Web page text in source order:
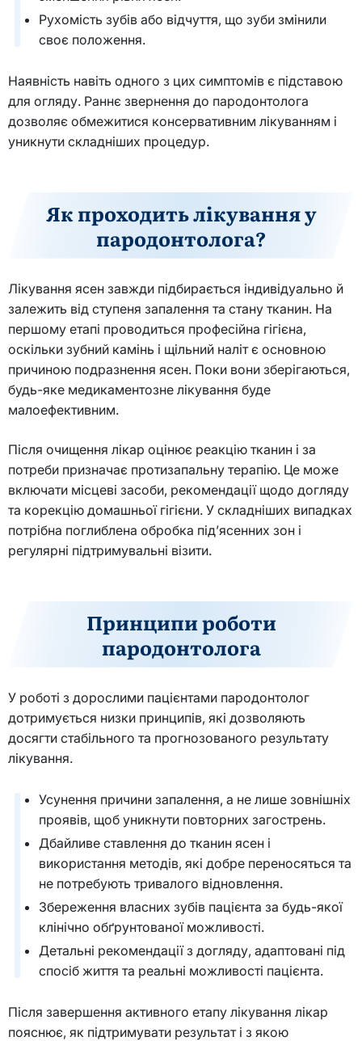
Рухомість зубів або відчуття, що зуби змінили
своє положення.
Наявність навіть одного з цих симптомів є підставою
для огляду. Раннє звернення до пародонтолога
дозволяє обмежитися консервативним лікуванням і
уникнути складніших процедур.
Як проходить лікування у
пародонтолога?
Лікування ясен завжди підбирається індивідуально й
залежить від ступеня запалення та стану тканин. На
першому етапі проводиться професійна гігієна,
оскільки зубний камінь і щільний наліт є основною
причиною подразнення ясен. Поки вони зберігаються,
будь-яке медикаментозне лікування буде
малоефективним.
Після очищення лікар оцінює реакцію тканин і за
потреби призначає протизапальну терапію. Це може
включати місцеві засоби, рекомендації щодо догляду
та корекцію домашньої гігієни. У складніших випадках
потрібна поглиблена обробка під’ясенних зон і
регулярні підтримувальні візити.
Принципи роботи
пародонтолога
У роботі з дорослими пацієнтами пародонтолог
дотримується низки принципів, які дозволяють
досягти стабільного та прогнозованого результату
лікування.
Усунення причини запалення, а не лише зовнішніх
проявів, щоб уникнути повторних загострень.
Дбайливе ставлення до тканин ясен і
використання методів, які добре переносяться та
не потребують тривалого відновлення.
Збереження власних зубів пацієнта за будь-якої
клінічно обґрунтованої можливості.
Детальні рекомендації з догляду, адаптовані під
спосіб життя та реальні можливості пацієнта.
Після завершення активного етапу лікування лікар
пояснює, як підтримувати результат і з якою